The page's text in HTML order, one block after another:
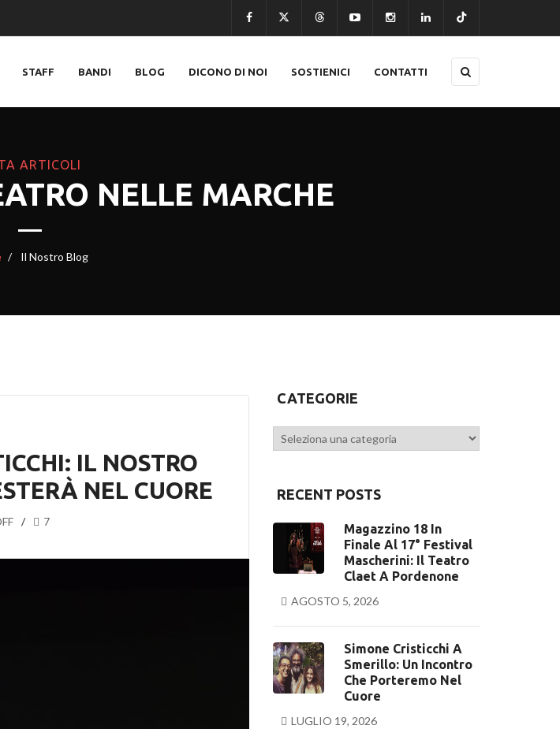
STAFF BANDI BLOG DICONO DI NOI SOSTIENICI CONTATTI
ARTICOLI
NELLE MARCHE
Il Nostro Blog
IL NOSTRO
NEL CUORE
7
CATEGORIE
Categorie
RECENT POSTS
Magazzino 18 In
Finale Al 17° Festival
Mascherini: Il Teatro
Claet A Pordenone
AGOSTO 5, 2026
Simone Cristicchi A
Smerillo: Un Incontro
Che Porteremo Nel
Cuore
LUGLIO 19, 2026